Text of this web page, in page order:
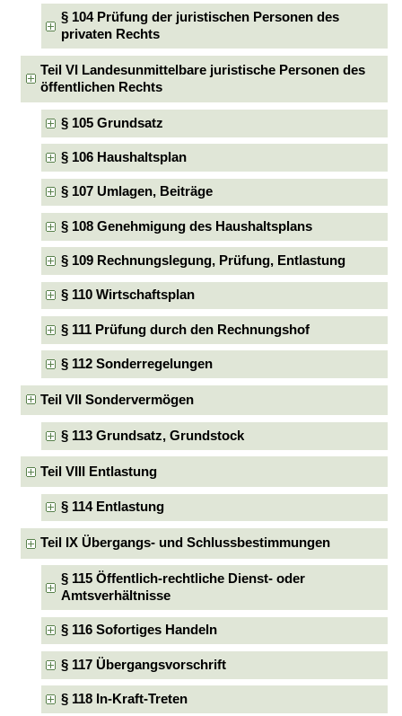
§ 104 Prüfung der juristischen Personen des
privaten Rechts
Teil VI Landesunmittelbare juristische Personen des
öffentlichen Rechts
§ 105 Grundsatz
§ 106 Haushaltsplan
§ 107 Umlagen, Beiträge
§ 108 Genehmigung des Haushaltsplans
§ 109 Rechnungslegung, Prüfung, Entlastung
§ 110 Wirtschaftsplan
§ 111 Prüfung durch den Rechnungshof
§ 112 Sonderregelungen
Teil VII Sondervermögen
§ 113 Grundsatz, Grundstock
Teil VIII Entlastung
§ 114 Entlastung
Teil IX Übergangs- und Schlussbestimmungen
§ 115 Öffentlich-rechtliche Dienst- oder
Amtsverhältnisse
§ 116 Sofortiges Handeln
§ 117 Übergangsvorschrift
§ 118 In-Kraft-Treten